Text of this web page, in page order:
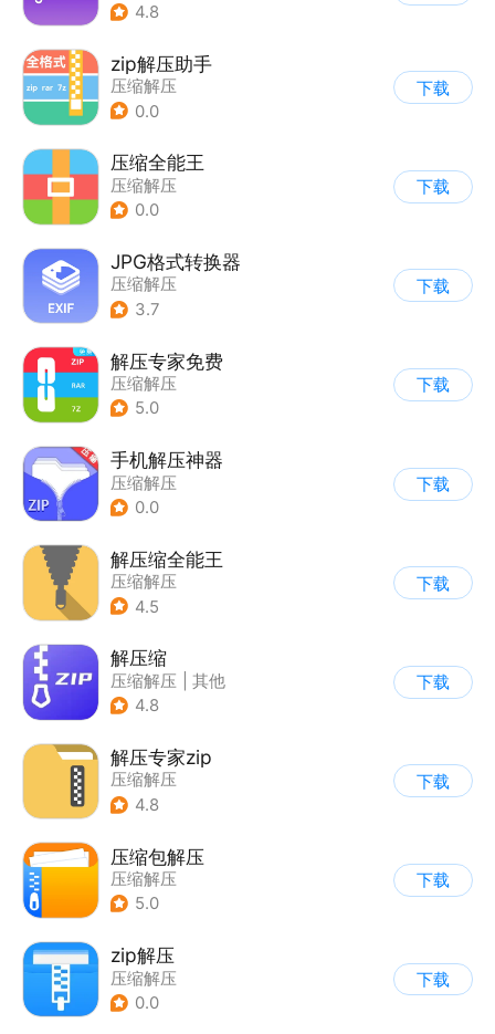
4.8
zip解压助手
压缩解压
0.0
下载
压缩全能王
压缩解压
0.0
下载
JPG格式转换器
压缩解压
3.7
下载
解压专家免费
压缩解压
5.0
下载
手机解压神器
压缩解压
0.0
下载
解压缩全能王
压缩解压
4.5
下载
解压缩
压缩解压
其他
4.8
下载
解压专家zip
压缩解压
4.8
下载
压缩包解压
压缩解压
5.0
下载
zip解压
压缩解压
0.0
下载